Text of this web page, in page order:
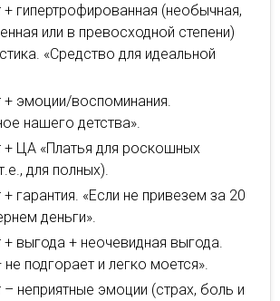
+ гипертрофированная (необычная,
или в превосходной степени)
«Средство для идеальной
+ эмоции/воспоминания.
нашего детства».
+ ЦА «Платья для роскошных
для полных).
+ гарантия. «Если не привезем за 20
деньги».
+ выгода + неочевидная выгода.
подгорает и легко моется».
– неприятные эмоции (страх, боль и